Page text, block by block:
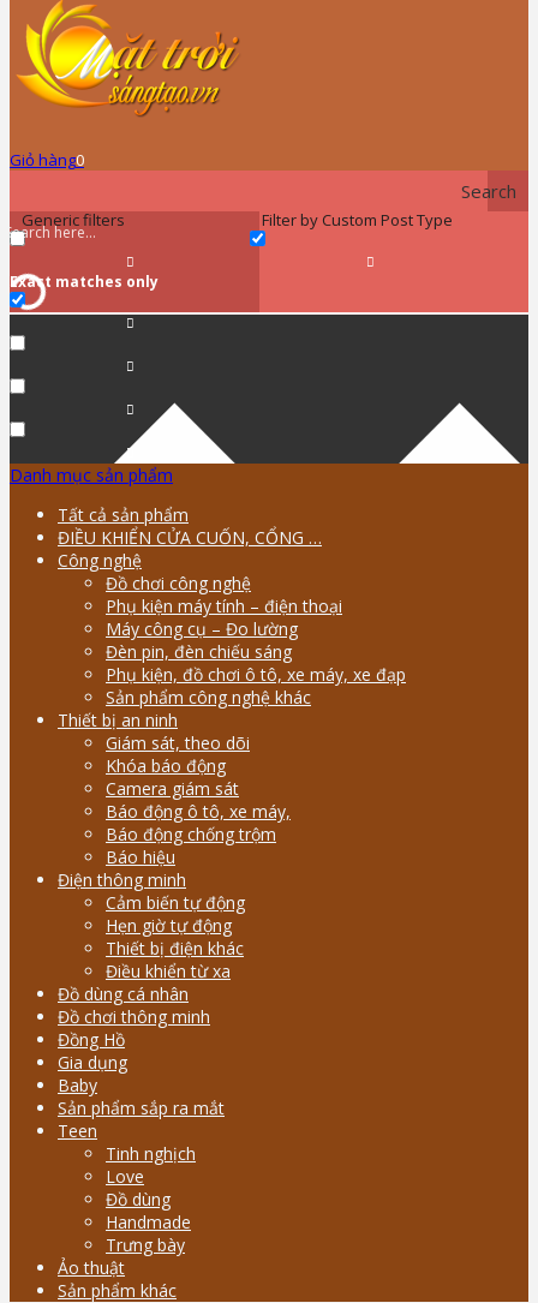
Giỏ hàng0
Search
Generic filters
Exact matches only
Filter by Custom Post Type
Danh mục sản phẩm
Tất cả sản phẩm
ĐIỀU KHIỂN CỬA CUỐN, CỔNG …
Công nghệ
Đồ chơi công nghệ
Phụ kiện máy tính – điện thoại
Máy công cụ – Đo lường
Đèn pin, đèn chiếu sáng
Phụ kiện, đồ chơi ô tô, xe máy, xe đạp
Sản phẩm công nghệ khác
Thiết bị an ninh
Giám sát, theo dõi
Khóa báo động
Camera giám sát
Báo động ô tô, xe máy,
Báo động chống trộm
Báo hiệu
Điện thông minh
Cảm biến tự động
Hẹn giờ tự động
Thiết bị điện khác
Điều khiển từ xa
Đồ dùng cá nhân
Đồ chơi thông minh
Đồng Hồ
Gia dụng
Baby
Sản phẩm sắp ra mắt
Teen
Tinh nghịch
Love
Đồ dùng
Handmade
Trưng bày
Ảo thuật
Sản phẩm khác